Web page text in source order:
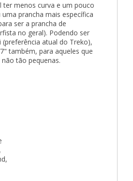
ter menos curva e um pouco
prancha mais específica
ser a prancha de
no geral). Podendo ser
atual do Treko),
também, para aqueles que
tão pequenas.